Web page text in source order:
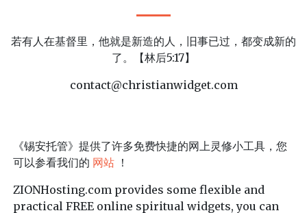
若有人在基督里，他就是新造的人，旧事已过，都变成新的
了。【林后5:17】
contact@christianwidget.com
《锡安托管》提供了许多免费快捷的网上灵修小工具，您
可以参看我们的 网站 ！
ZIONHosting.com provides some flexible and
practical FREE online spiritual widgets, you can